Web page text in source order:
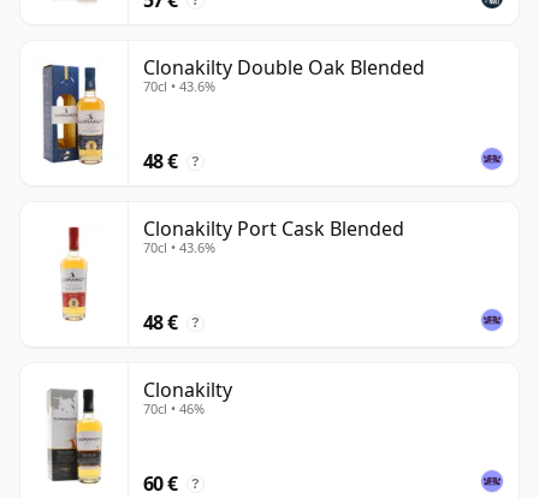
Clonakilty Double Oak Blended
70cl • 43.6%
48 € ?
Clonakilty Port Cask Blended
70cl • 43.6%
48 € ?
Clonakilty
70cl • 46%
60 € ?